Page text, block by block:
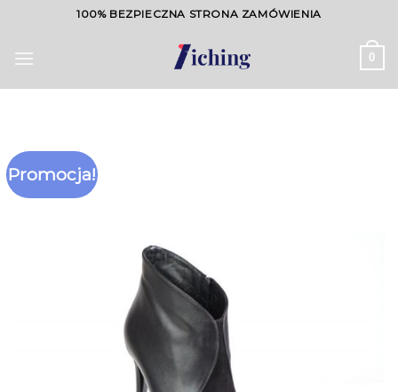
content
100% BEZPIECZNA STRONA ZAMÓWIENIA
0
Promocja!